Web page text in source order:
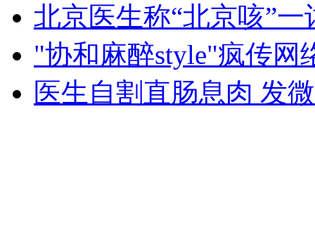
安徽一实载49人客车翻车
北京医生称“北京咳”一
"协和麻醉style"疯传网
医生自割直肠息肉 发